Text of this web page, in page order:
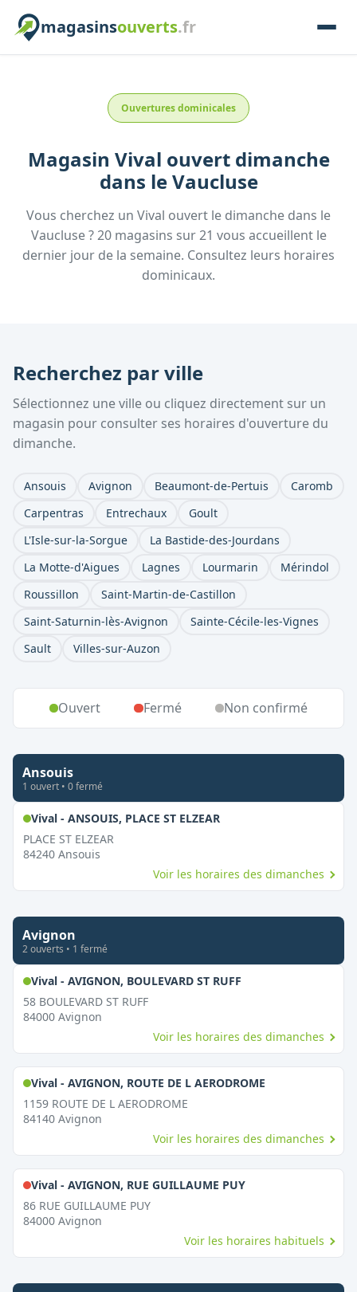
magasinsouverts.fr
Ouvertures dominicales
Magasin Vival ouvert dimanche
dans leVaucluse
Vous cherchez un Vival ouvert le dimanche dans le
Vaucluse?20 magasins sur 21 vous accueillentle
dernier jour de la semaine. Consultez leurs horaires
dominicaux.
Recherchez par ville
Sélectionnez une ville ou cliquez directement sur un
magasin pour consulter ses horaires d'ouverture du
dimanche.
Ansouis Avignon Beaumont-de-Pertuis
Caromb
Carpentras
Entrechaux
Goult
L'Isle-sur-la-Sorgue
La Bastide-des-Jourdans
La Motte-d'Aigues
Lagnes Lourmarin
Mérindol
Roussillon
Saint-Martin-de-Castillon
Saint-Saturnin-lès-Avignon
Sainte-Cécile-les-Vignes
Sault
Villes-sur-Auzon
Ouvert Fermé Non confirmé
Ansouis
1 ouvert • 0fermé
Vival - ANSOUIS, PLACE ST ELZEAR,
PLACE ST ELZEAR
84240 Ansouis
Voir les horaires des dimanches
Avignon
2ouverts • 1 fermé
Vival - AVIGNON, BOULEVARD ST RUFF,
58 BOULEVARD ST RUFF
84000 Avignon
Voir les horaires des dimanches
Vival - AVIGNON, ROUTE DE L AERODROME,
1159 ROUTE DE L AERODROME
84140 Avignon
Voir les horaires des dimanches
Vival - AVIGNON, RUE GUILLAUME PUY,
86 RUE GUILLAUME PUY
84000 Avignon
Voir les horaires habituels